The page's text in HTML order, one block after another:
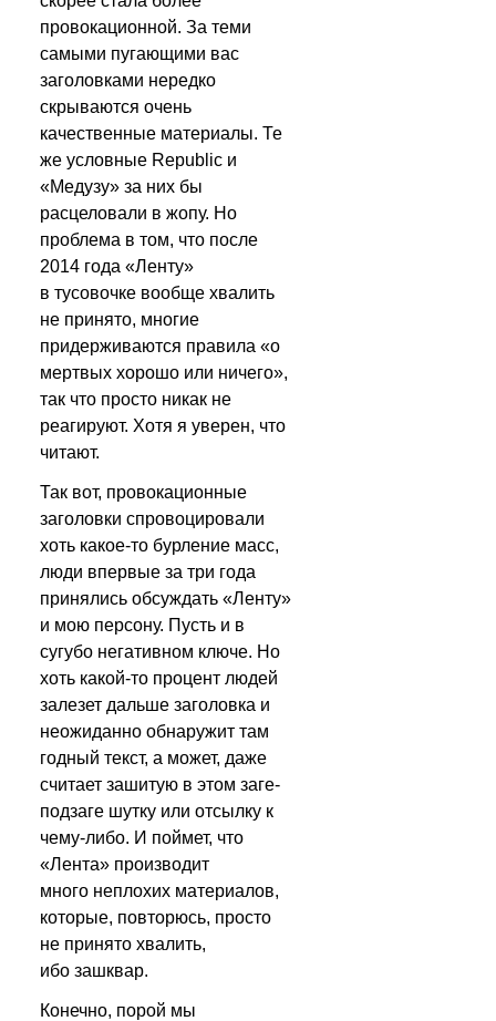
провокационной. За теми
самыми пугающими вас
заголовками нередко
скрываются очень
качественные материалы. Те
же условные Republic и
«Медузу» за них бы
расцеловали в жопу. Но
проблема в том, что после
2014 года «Ленту»
в тусовочке вообще хвалить
не принято, многие
придерживаются правила «о
мертвых хорошо или ничего»,
так что просто никак не
реагируют. Хотя я уверен, что
читают.
Так вот, провокационные
заголовки спровоцировали
хоть какое-то бурление масс,
люди впервые за три года
принялись обсуждать «Ленту»
и мою персону. Пусть и в
сугубо негативном ключе. Но
хоть какой-то процент людей
залезет дальше заголовка и
неожиданно обнаружит там
годный текст, а может, даже
считает зашитую в этом заге-
подзаге шутку или отсылку к
чему-либо. И поймет, что
«Лента» производит
много неплохих материалов,
которые, повторюсь, просто
не принято хвалить,
ибо зашквар.
Конечно, порой мы